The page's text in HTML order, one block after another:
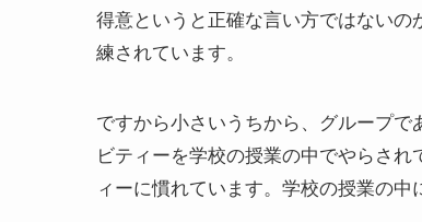
得意というと正確な言い方ではないの
練されています。
ですから小さいうちから、グループ
ビティーを学校の授業の中でやらさ
ィーに慣れています。学校の授業の中